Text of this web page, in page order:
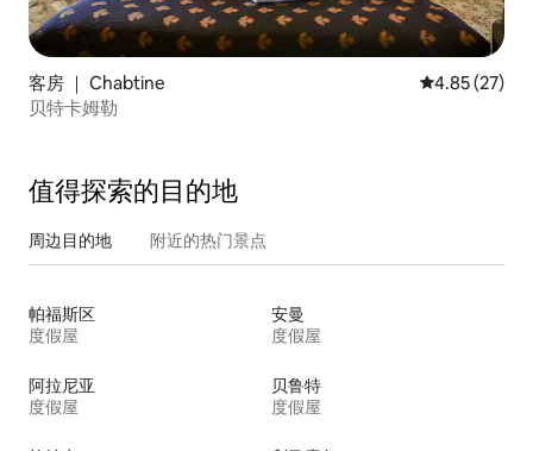
客房 ｜ Chabtine 平均评分
4.85 (27)
贝特卡姆勒
值得探索的目的地
周边目的地 附近的热门景点
帕福斯区
度假屋
安曼
度假屋
阿拉尼亚
度假屋
贝鲁特
度假屋